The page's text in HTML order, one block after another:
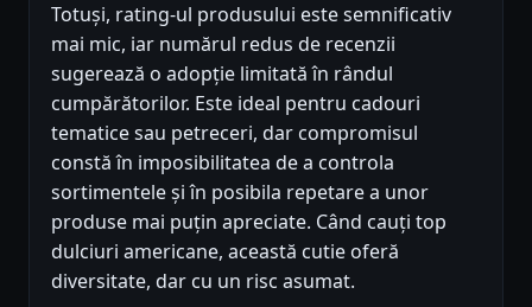
Totuși, rating-ul produsului este semnificativ
mai mic, iar numărul redus de recenzii
sugerează o adopție limitată în rândul
cumpărătorilor. Este ideal pentru cadouri
tematice sau petreceri, dar compromisul
constă în imposibilitatea de a controla
sortimentele și în posibila repetare a unor
produse mai puțin apreciate. Când cauți top
dulciuri americane, această cutie oferă
diversitate, dar cu un risc asumat.